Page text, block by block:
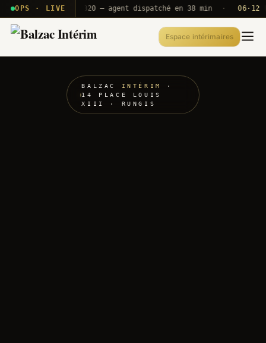
OPS · LIVE
T2E · B71 Push A320 — agent dispatché en 38 min · 06·12 UTC
Espace intérimaires
BALZAC INTÉRIM
·
14 PLACE LOUIS
XIII · RUNGIS